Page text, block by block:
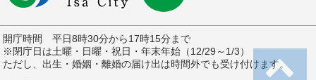
開庁時間 平日8時30分から17時15分まで
※閉庁日は土曜・日曜・祝日・年末年始（12/29～1/3）
ただし、出生・婚姻・離婚の届け出は時間外でも受け付けます。